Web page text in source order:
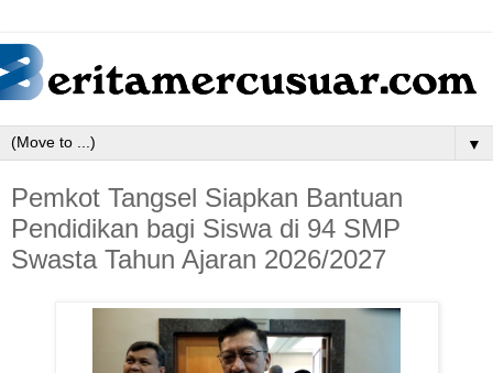
▼
Pemkot Tangsel Siapkan Bantuan
Pendidikan bagi Siswa di 94 SMP
Swasta Tahun Ajaran 2026/2027